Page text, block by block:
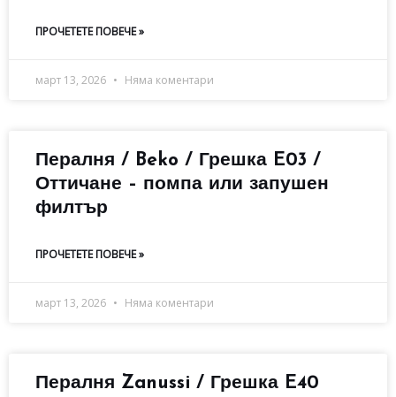
ПРОЧЕТЕТЕ ПОВЕЧЕ »
март 13, 2026 Няма коментари
Пералня / Beko / Грешка E03 /
Оттичане – помпа или запушен
филтър
ПРОЧЕТЕТЕ ПОВЕЧЕ »
март 13, 2026 Няма коментари
Пералня Zanussi / Грешка E40